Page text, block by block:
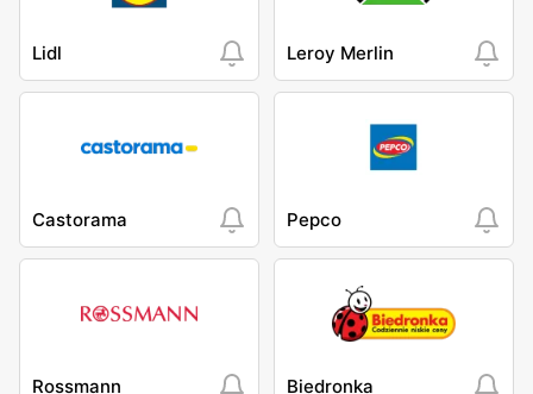
Lidl Leroy Merlin
Castorama Pepco
Rossmann Biedronka